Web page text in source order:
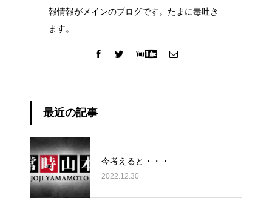
報情報がメインのブログです。たまに毒吐き
ます。
最近の記事
今考えると・・・
2022.12.30